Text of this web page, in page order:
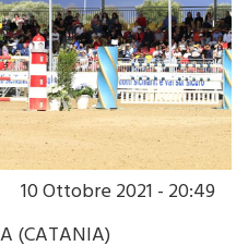
10 Ottobre 2021 - 20:49